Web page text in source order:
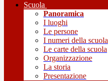
Scuola
Panoramica
I luoghi
Le persone
I numeri della scuola
Le carte della scuola
Organizzazione
La storia
Presentazione